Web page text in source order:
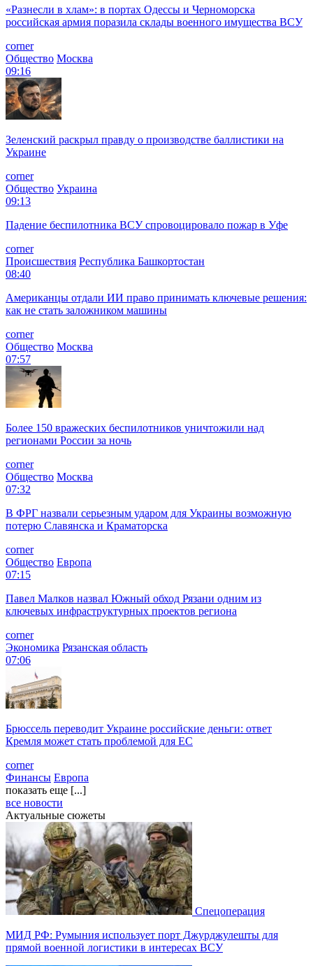
«Разнесли в хлам»: в портах Одессы и Черноморска
российская армия поразила склады военного имущества ВСУ
corner
Общество Москва
09:16
Зеленский раскрыл правду о производстве баллистики на
Украине
corner
Общество Украина
09:13
Падение беспилотника ВСУ спровоцировало пожар в Уфе
corner
Происшествия Республика Башкортостан
08:40
Американцы отдали ИИ право принимать ключевые решения:
как не стать заложником машины
corner
Общество Москва
07:57
Более 150 вражеских беспилотников уничтожили над
регионами России за ночь
corner
Общество Москва
07:32
В ФРГ назвали серьезным ударом для Украины возможную
потерю Славянска и Краматорска
corner
Общество Европа
07:15
Павел Малков назвал Южный обход Рязани одним из
ключевых инфраструктурных проектов региона
corner
Экономика Рязанская область
07:06
Брюссель переводит Украине российские деньги: ответ
Кремля может стать проблемой для EC
corner
Финансы Европа
показать еще [...]
все новости
Актуальные сюжеты
Спецоперация
МИД РФ: Румыния использует порт Джурджулешты для
прямой военной логистики в интересах ВСУ